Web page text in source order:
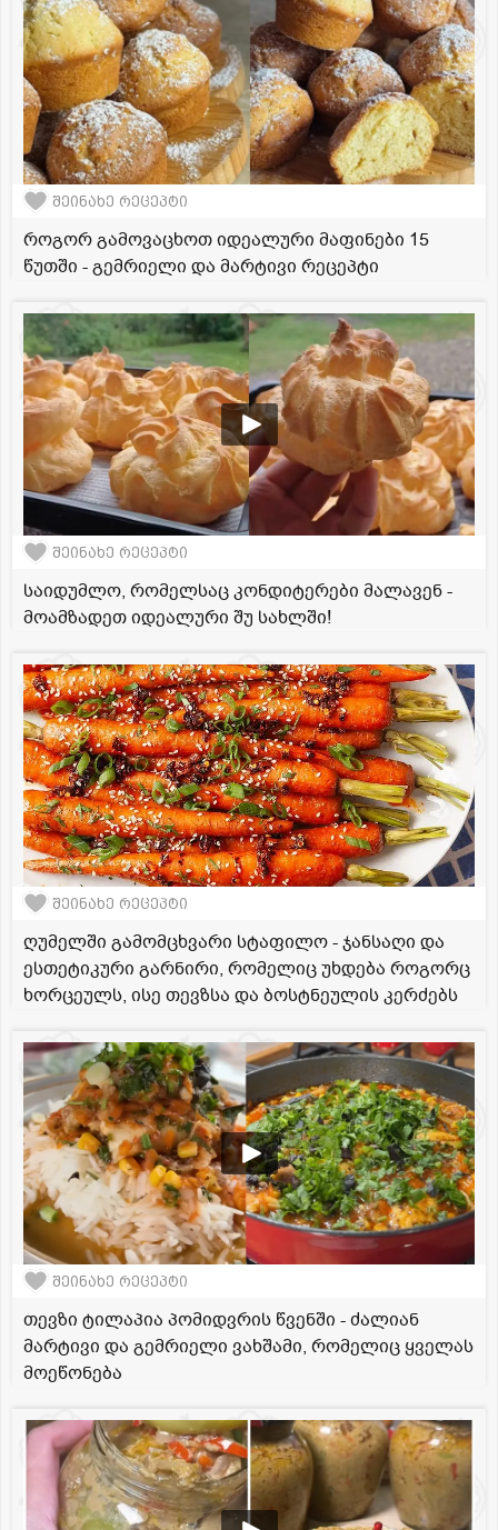
შეინახე რეცეპტი
როგორ გამოვაცხოთ იდეალური მაფინები 15
წუთში - გემრიელი და მარტივი რეცეპტი
შეინახე რეცეპტი
საიდუმლო, რომელსაც კონდიტერები მალავენ -
მოამზადეთ იდეალური შუ სახლში!
შეინახე რეცეპტი
ღუმელში გამომცხვარი სტაფილო - ჯანსაღი და
ესთეტიკური გარნირი, რომელიც უხდება როგორც
ხორცეულს, ისე თევზსა და ბოსტნეულის კერძებს
შეინახე რეცეპტი
თევზი ტილაპია პომიდვრის წვენში - ძალიან
მარტივი და გემრიელი ვახშამი, რომელიც ყველას
მოეწონება